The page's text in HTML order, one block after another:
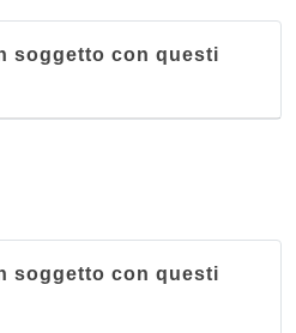
soggetto con questi
soggetto con questi